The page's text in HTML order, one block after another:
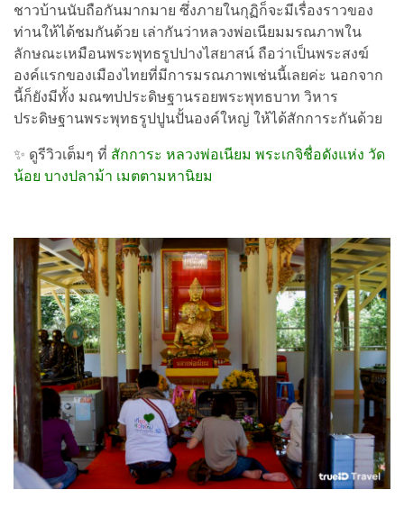
ชาวบ้านนับถือกันมากมาย ซึ่งภายในกุฏิก็จะมีเรื่องราวของ
ท่านให้ได้ชมกันด้วย เล่ากันว่าหลวงพ่อเนียมมรณภาพใน
ลักษณะเหมือนพระพุทธรูปปางไสยาสน์ ถือว่าเป็นพระสงฆ์
องค์แรกของเมืองไทยที่มีการมรณภาพเช่นนี้เลยค่ะ นอกจาก
นี้ก็ยังมีทั้ง มณฑปประดิษฐานรอยพระพุทธบาท วิหาร
ประดิษฐานพระพุทธรูปปูนปั้นองค์ใหญ่ ให้ได้สักการะกันด้วย
✨ ดูรีวิวเต็มๆ ที่ สักการะ หลวงพ่อเนียม พระเกจิชื่อดังแห่ง วัด
น้อย บางปลาม้า เมตตามหานิยม